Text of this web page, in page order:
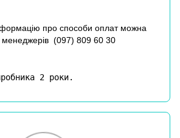
про способи оплат можна
менеджерів (097) 809 60 30
2 роки.